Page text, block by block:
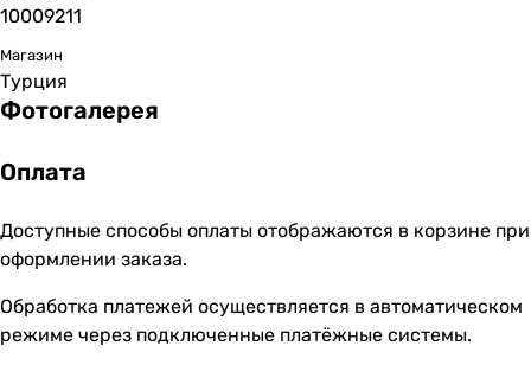
10009211
Магазин
Турция
Фотогалерея
Оплата
Доступные способы оплаты отображаются в корзине при
оформлении заказа.
Обработка платежей осуществляется в автоматическом
режиме через подключенные платёжные системы.